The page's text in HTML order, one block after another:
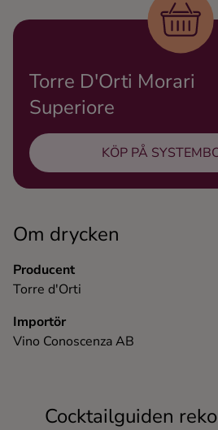
Om drycken
Producent
Torre d'Orti
Importör
Vino Conoscenza AB
Torre D'Orti Morari
Superiore
KÖP PÅ
Cocktailguiden